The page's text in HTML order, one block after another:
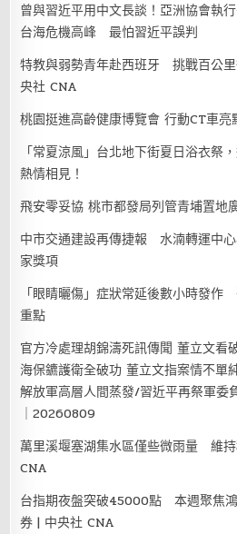
曾與習近平用中文長談！亞洲協會執
台海危機高峰 最怕習近平誤判
特教與弱勢青年赴西班牙 挑戰百公
央社 CNA
桃園挺進高齡健康博覽會 行動CT車亮
「常夏涼風」台北地下街夏日浴衣祭
熱情相見！
飛安零妥協 桃市都發局列管青埔置地
中市交通建設再傳捷報 水湳轉運中
家獎項
「眼睛曬傷」症狀常延後數小時發
重點
官方冷處理胡錦濤死訊傳聞 董立文看
海保鑣護衛全破功 董立文指案情不單
解放軍高層人間蒸發/習近平再祭軍委
｜20260809
萬里溪堰塞湖集水區僅些微雨量 維
CNA
台指期夜盤突破45000點 本週聚焦
券 | 中央社 CNA